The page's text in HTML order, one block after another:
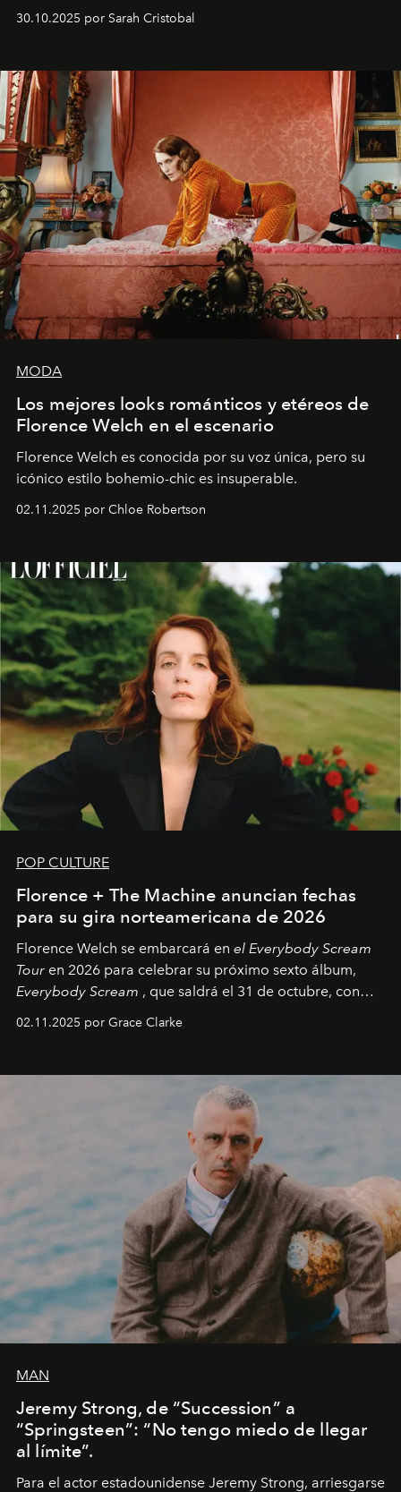
30.10.2025 por Sarah Cristobal
MODA
Los mejores looks románticos y etéreos de
Florence Welch en el escenario
Florence Welch es conocida por su voz única, pero su
icónico estilo bohemio-chic es insuperable.
02.11.2025 por Chloe Robertson
POP CULTURE
Florence + The Machine anuncian fechas
para su gira norteamericana de 2026
Florence Welch se embarcará en el Everybody Scream
Tour en 2026 para celebrar su próximo sexto álbum,
Everybody Scream , que saldrá el 31 de octubre, con
02.11.2025 por Grace Clarke
MAN
Jeremy Strong, de “Succession” a
“Springsteen”: “No tengo miedo de llegar
al límite”.
Para el actor estadounidense Jeremy Strong, arriesgarse